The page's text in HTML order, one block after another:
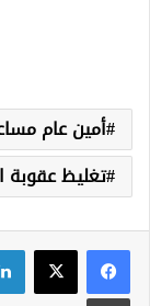
أمين عام
تغليظ عقوبة